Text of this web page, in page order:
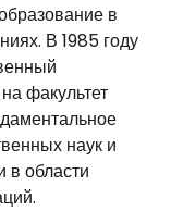
в
В 1985 году
факультет
наук и
области